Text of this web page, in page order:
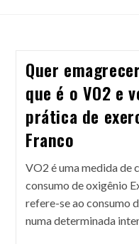
Quer
que é o VO2 e
prática de
Franco
VO2 é uma medida de
consumo de oxigênio
refere-se ao consumo
numa determinada